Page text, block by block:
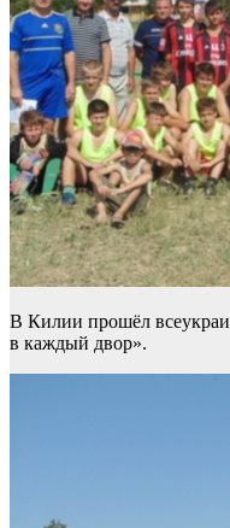
В Килии прошёл
в каждый двор».